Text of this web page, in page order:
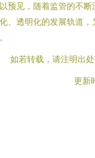
预见，随着监管的不
、透明化的发展轨道
如若转载，请注明出
更新